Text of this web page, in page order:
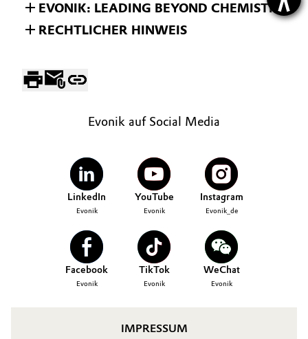
EVONIK: LEADING BEYOND CHEMISTRY
RECHTLICHER HINWEIS
Evonik auf Social Media
LinkedIn
Evonik
YouTube
Evonik
Instagram
Evonik_de
Facebook
Evonik
TikTok
Evonik
WeChat
Evonik
IMPRESSUM